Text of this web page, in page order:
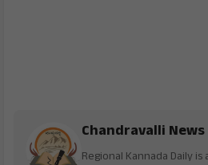
Chandravalli News
Regional Kannada Daily